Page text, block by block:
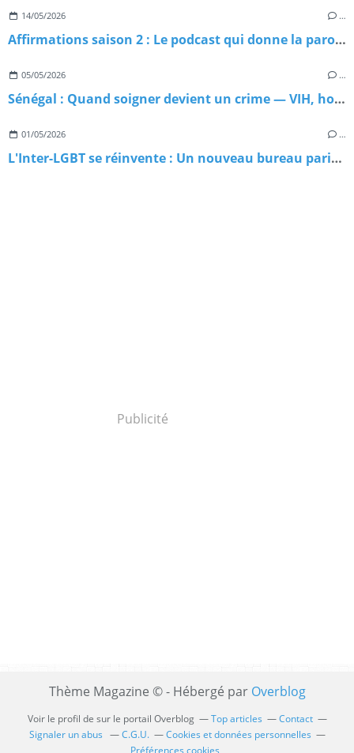
14/05/2026 …
Affirmations saison 2 : Le podcast qui donne la parole aux pionnièr·es de la communauté 2ELGBTQIA+ est de retour
05/05/2026 …
Sénégal : Quand soigner devient un crime — VIH, homophobie d'État et paradoxe meurtrier
01/05/2026 …
L'Inter-LGBT se réinvente : Un nouveau bureau paritaire pour repartir sur de bonnes bases
Publicité
Thème Magazine © - Hébergé par Overblog
Voir le profil de sur le portail Overblog Top articles
Contact
Signaler un abus
C.G.U.
Cookies et données personnelles